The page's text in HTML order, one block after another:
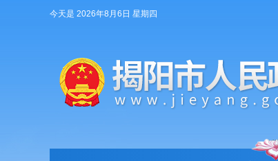
今天是 2026年8月6日 星期四